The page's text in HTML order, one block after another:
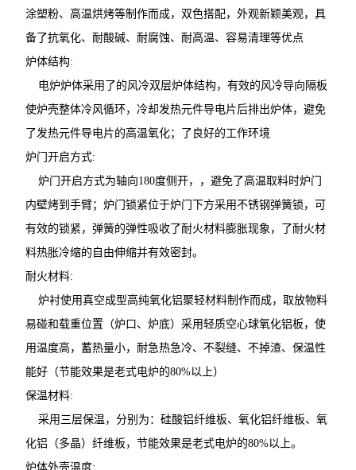
涂塑粉、高温烘烤等制作而成，双色搭配，外观新颖美观，具
备了抗氧化、耐酸碱、耐腐蚀、耐高温、容易清理等优点
炉体结构:
电炉炉体采用了的风冷双层炉体结构，有效的风冷导向隔板
使炉壳整体冷风循环，冷却发热元件导电片后排出炉体，避免
了发热元件导电片的高温氧化；了良好的工作环境
炉门开启方式:
炉门开启方式为轴向180度侧开，，避免了高温取料时炉门
内壁烤到手臂；炉门锁紧位于炉门下方采用不锈钢弹簧锁，可
有效的锁紧，弹簧的弹性吸收了耐火材料膨胀现象，了耐火材
料热胀冷缩的自由伸缩并有效密封。
耐火材料:
炉衬使用真空成型高纯氧化铝聚轻材料制作而成，取放物料
易碰和载重位置（炉口、炉底）采用轻质空心球氧化铝板，使
用温度高，蓄热量小，耐急热急冷、不裂缝、不掉渣、保温性
能好（节能效果是老式电炉的80%以上）
保温材料:
采用三层保温，分别为：硅酸铝纤维板、氧化铝纤维板、氧
化铝（多晶）纤维板，节能效果是老式电炉的80%以上。
炉体外壳温度: